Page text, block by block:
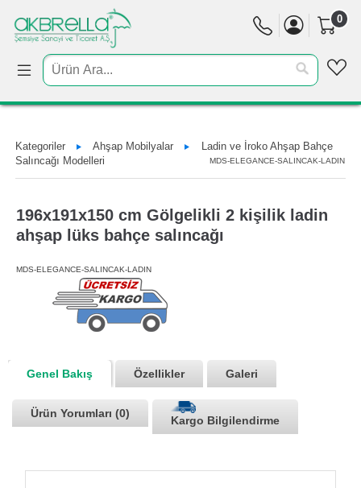
0
Kategoriler Ahşap Mobilyalar
Ladin ve İroko Ahşap Bahçe
Salıncağı Modelleri
MDS-ELEGANCE-SALINCAK-LADIN
196x191x150 cm Gölgelikli 2 kişilik ladin
ahşap lüks bahçe salıncağı
MDS-ELEGANCE-SALINCAK-LADIN
Genel Bakış Özellikler Galeri
Ürün Yorumları (0)
Kargo Bilgilendirme